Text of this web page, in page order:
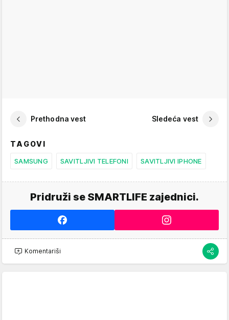
Prethodna vest Sledeća vest
TAGOVI
SAMSUNG SAVITLJIVI TELEFONI SAVITLJIVI IPHONE
Pridruži se SMARTLIFE zajednici.
Komentariši